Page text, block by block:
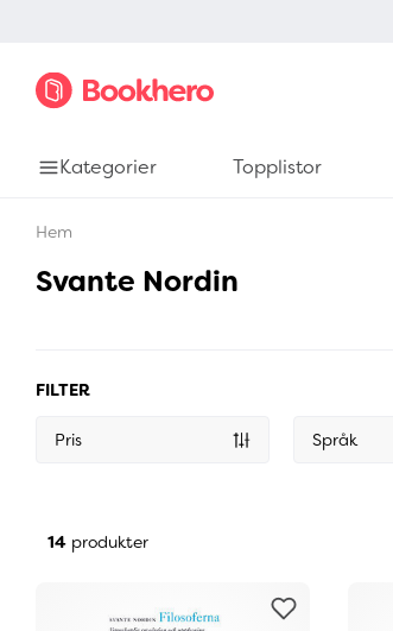
Kategorier Topplistor
Hem
Svante Nordin
FILTER
Pris Språk
14 produkter